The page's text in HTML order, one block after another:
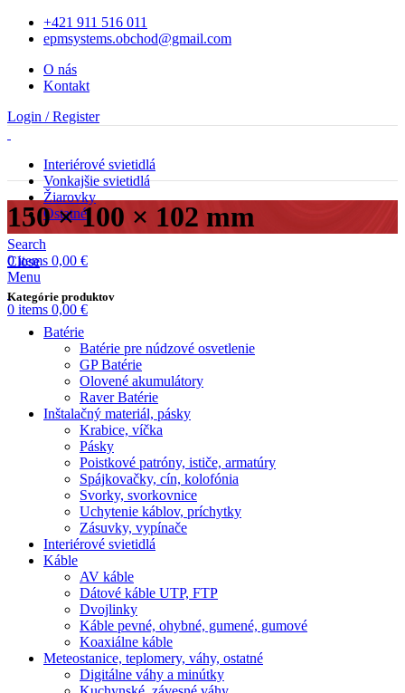
+421 911 516 011
epmsystems.obchod@gmail.com
O nás
Kontakt
Login / Register
Interiérové svietidlá
Vonkajšie svietidlá
Žiarovky
Ostatné
Search
0items 0,00 €
Menu
0 items 0,00 €
150 × 100 × 102 mm
Close
Kategórie produktov
Batérie
Batérie pre núdzové osvetlenie
GP Batérie
Olovené akumulátory
Raver Batérie
Inštalačný materiál, pásky
Krabice, víčka
Pásky
Poistkové patróny, ističe, armatúry
Spájkovačky, cín, kolofónia
Svorky, svorkovnice
Uchytenie káblov, príchytky
Zásuvky, vypínače
Interiérové svietidlá
Káble
AV káble
Dátové káble UTP, FTP
Dvojlinky
Káble pevné, ohybné, gumené, gumové
Koaxiálne káble
Meteostanice, teplomery, váhy, ostatné
Digitálne váhy a minútky